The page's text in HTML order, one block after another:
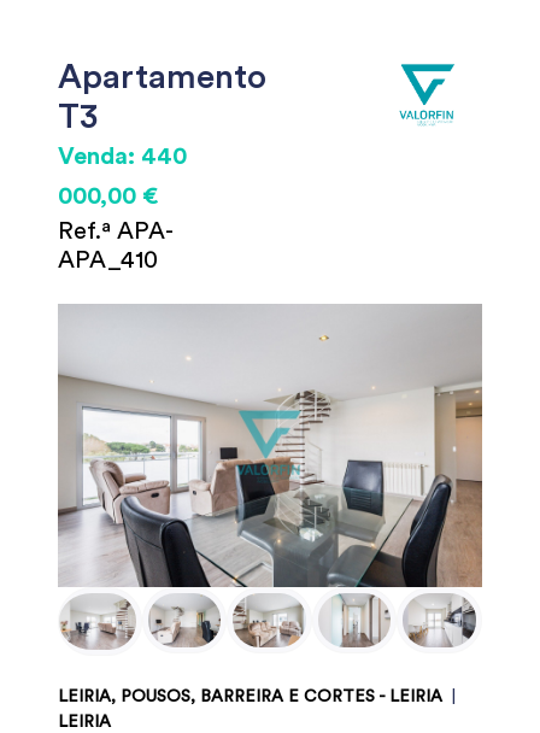
Apartamento
T3
Venda: 440
000,00 €
Ref.ª APA-
APA_410
LEIRIA, POUSOS, BARREIRA E CORTES - LEIRIA
LEIRIA